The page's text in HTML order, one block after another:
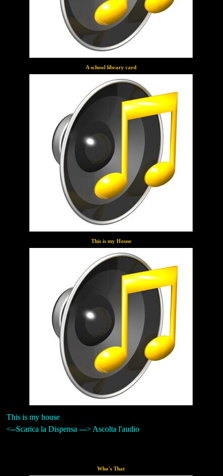
A school library card
This is my House
This is my house
<--Scarica la Dispensa ---> Ascolta l'audio
Who's That